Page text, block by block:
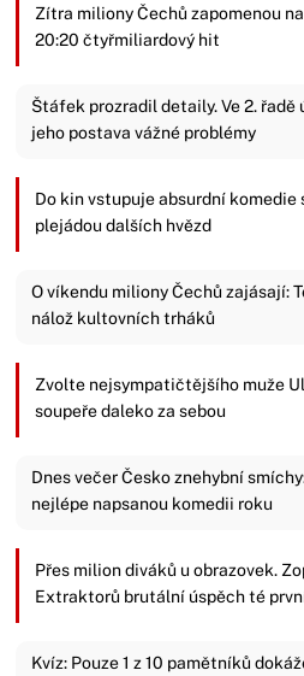
Zítra miliony Čechů zapomenou
20:20 čtyřmiliardový hit
Štáfek prozradil detaily. Ve 2. řadě
jeho postava vážné problémy
Do kin vstupuje absurdní komedie
plejádou dalších hvězd
O víkendu miliony Čechů zajásají:
nálož kultovních trháků
Zvolte nejsympatičtějšího muže
soupeře daleko za sebou
Dnes večer Česko znehybní
nejlépe napsanou komedii roku
Přes milion diváků u obrazovek.
Extraktorů brutální úspěch té
Kvíz: Pouze 1 z 10 pamětníků